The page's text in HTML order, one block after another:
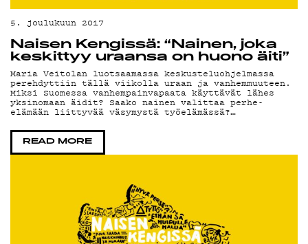
5. joulukuun 2017
Naisen Kengissä: “Nainen, joka
keskittyy uraansa on huono äiti”
Maria Veitolan luotsaamassa keskusteluohjelmassa
perehdyttiin tällä viikolla uraan ja vanhemmuuteen.
Miksi Suomessa vanhempainvapaata käyttävät lähes
yksinomaan äidit? Saako nainen valittaa perhe-
elämään liittyvää väsymystä työelämässä?…
READ MORE